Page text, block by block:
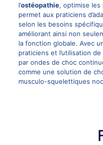
l’ostéopathie, optimise les
permet aux praticiens
selon les besoins
améliorant ainsi non
la fonction globale. Avec
praticiens et l’utilisation
par ondes de choc
comme une solution de
musculo-squelettiques